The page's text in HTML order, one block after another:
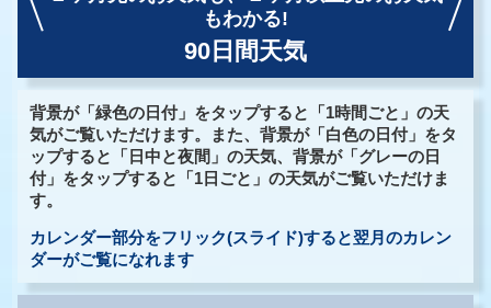
もわかる!
90日間天気
背景が「緑色の日付」をタップすると「1時間ごと」の天
気がご覧いただけます。また、背景が「白色の日付」をタ
ップすると「日中と夜間」の天気、背景が「グレーの日
付」をタップすると「1日ごと」の天気がご覧いただけま
す。
カレンダー部分をフリック(スライド)すると翌月のカレン
ダーがご覧になれます